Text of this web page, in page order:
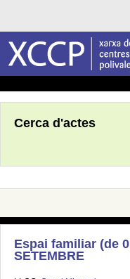
Cerca d'actes
Espai familiar (de
SETEMBRE